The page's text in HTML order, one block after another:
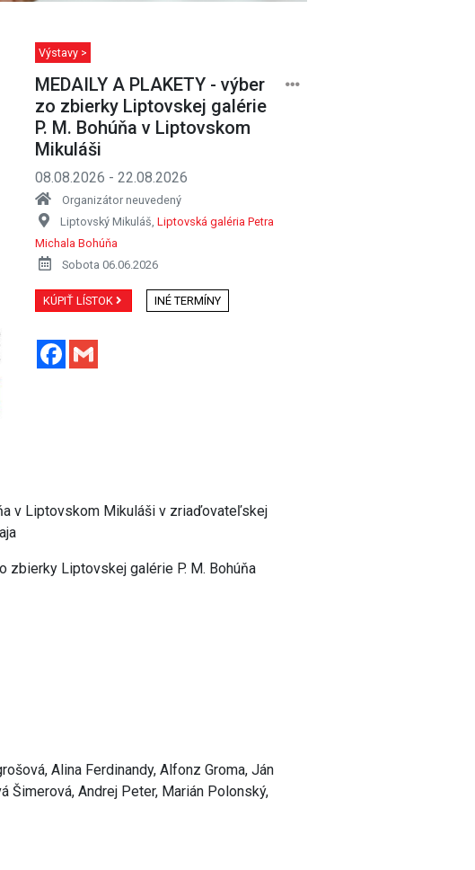
Výstavy >
MEDAILY A PLAKETY - výber
zo zbierky Liptovskej galérie
P. M. Bohúňa v Liptovskom
Mikuláši
08.08.2026 - 22.08.2026
Organizátor neuvedený
Liptovský Mikuláš, Liptovská galéria Petra
Michala Bohúňa
Sobota 06.06.2026
KÚPIŤ LÍSTOK INÉ TERMÍNY
Facebook
v Liptovskom Mikuláši v zriaďovateľskej
zbierky Liptovskej galérie P. M. Bohúňa
Alina Ferdinandy, Alfonz Groma, Ján
Šimerová, Andrej Peter, Marián Polonský,